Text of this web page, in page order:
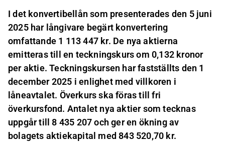
I det konvertibellån som presenterades den 5 juni
2025 har långivare begärt konvertering
omfattande 1 113 447 kr. De nya aktierna
emitteras till en teckningskurs om 0,132 kronor
per aktie. Teckningskursen har fastställts den 1
december 2025 i enlighet med villkoren i
låneavtalet. Överkurs ska föras till fri
överkursfond. Antalet nya aktier som tecknas
uppgår till 8 435 207 och ger en ökning av
bolagets aktiekapital med 843 520,70 kr.